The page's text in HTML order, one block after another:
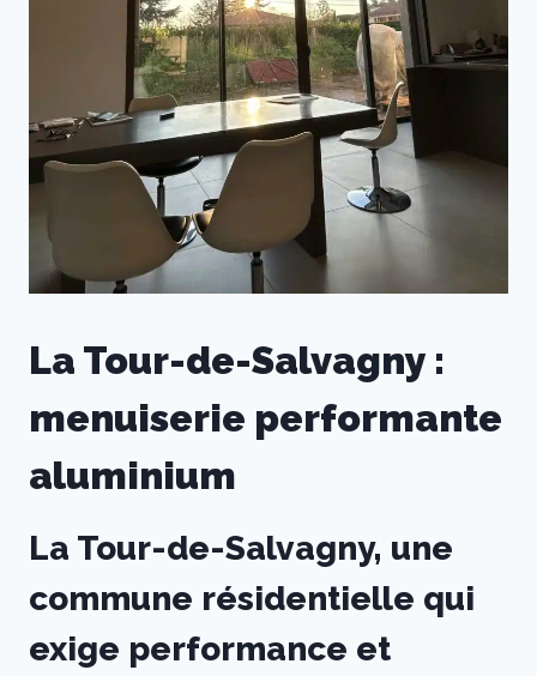
La Tour-de-Salvagny :
menuiserie performante
aluminium
La Tour-de-Salvagny, une
commune résidentielle qui
exige performance et